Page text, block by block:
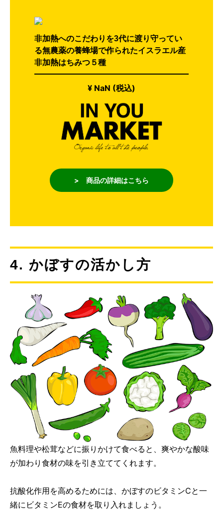
非加熱へのこだわりを3代に渡り守ってい
る無農薬の養蜂場で作られたイスラエル産
非加熱はちみつ５種
¥ NaN (税込)
> 商品の詳細はこちら
4. かぼすの活かし方
魚料理や松茸などに振りかけて食べると、爽やかな酸味
が加わり食材の味を引き立ててくれます。
抗酸化作用を高めるためには、かぼすのビタミンCと一
緒にビタミンEの食材を取り入れましょう。